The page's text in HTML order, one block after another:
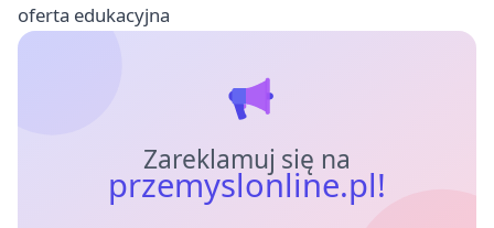
oferta edukacyjna
Zareklamuj się na
przemyslonline.pl!